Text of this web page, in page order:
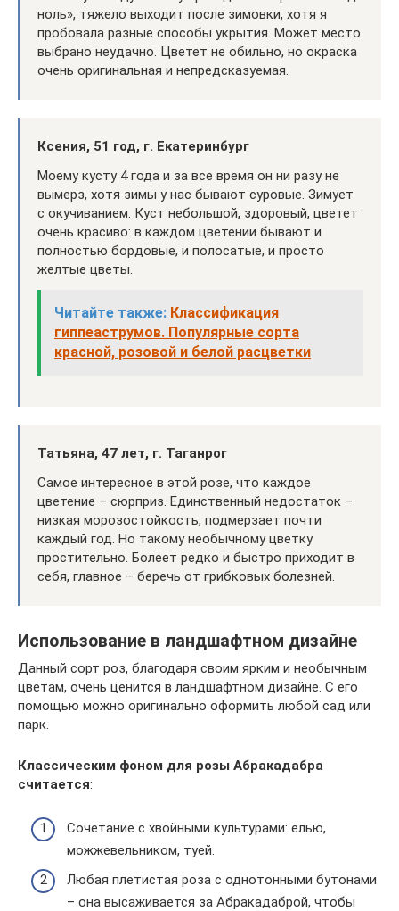
ноль», тяжело выходит после зимовки, хотя я
пробовала разные способы укрытия. Может место
выбрано неудачно. Цветет не обильно, но окраска
очень оригинальная и непредсказуемая.
Ксения, 51 год, г. Екатеринбург
Моему кусту 4 года и за все время он ни разу не
вымерз, хотя зимы у нас бывают суровые. Зимует
с окучиванием. Куст небольшой, здоровый, цветет
очень красиво: в каждом цветении бывают и
полностью бордовые, и полосатые, и просто
желтые цветы.
Читайте также: Классификация
гиппеаструмов. Популярные сорта
красной, розовой и белой расцветки
Татьяна, 47 лет, г. Таганрог
Самое интересное в этой розе, что каждое
цветение – сюрприз. Единственный недостаток –
низкая морозостойкость, подмерзает почти
каждый год. Но такому необычному цветку
простительно. Болеет редко и быстро приходит в
себя, главное – беречь от грибковых болезней.
Использование в ландшафтном дизайне
Данный сорт роз, благодаря своим ярким и необычным
цветам, очень ценится в ландшафтном дизайне. С его
помощью можно оригинально оформить любой сад или
парк.
Классическим фоном для розы Абракадабра
считается:
Сочетание с хвойными культурами: елью,
можжевельником, туей.
Любая плетистая роза с однотонными бутонами
– она высаживается за Абракадаброй, чтобы